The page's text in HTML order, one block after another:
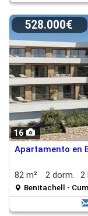
16
528.000€
Apartamento en
82 m² 2 dorm. 2
Benitachell -